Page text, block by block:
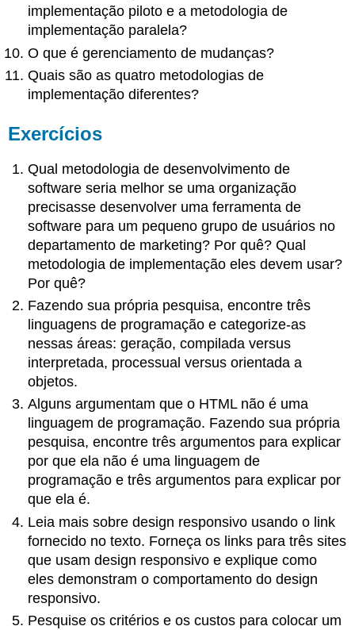
implementação piloto e a metodologia de
implementação paralela?
O que é gerenciamento de mudanças?
Quais são as quatro metodologias de
implementação diferentes?
Exercícios
Qual metodologia de desenvolvimento de
software seria melhor se uma organização
precisasse desenvolver uma ferramenta de
software para um pequeno grupo de usuários no
departamento de marketing? Por quê? Qual
metodologia de implementação eles devem usar?
Por quê?
Fazendo sua própria pesquisa, encontre três
linguagens de programação e categorize-as
nessas áreas: geração, compilada versus
interpretada, processual versus orientada a
objetos.
Alguns argumentam que o HTML não é uma
linguagem de programação. Fazendo sua própria
pesquisa, encontre três argumentos para explicar
por que ela não é uma linguagem de
programação e três argumentos para explicar por
que ela é.
Leia mais sobre design responsivo usando o link
fornecido no texto. Forneça os links para três sites
que usam design responsivo e explique como
eles demonstram o comportamento do design
responsivo.
Pesquise os critérios e os custos para colocar um